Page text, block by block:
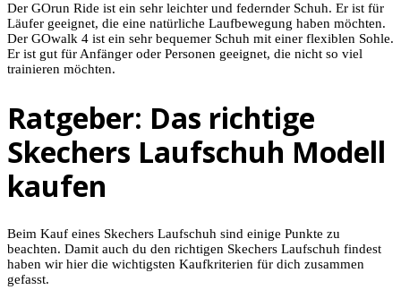
Der GOrun Ride ist ein sehr leichter und federnder Schuh. Er ist für
Läufer geeignet, die eine natürliche Laufbewegung haben möchten.
Der GOwalk 4 ist ein sehr bequemer Schuh mit einer flexiblen Sohle.
Er ist gut für Anfänger oder Personen geeignet, die nicht so viel
trainieren möchten.
Ratgeber: Das richtige
Skechers Laufschuh Modell
kaufen
Beim Kauf eines Skechers Laufschuh sind einige Punkte zu
beachten. Damit auch du den richtigen Skechers Laufschuh findest
haben wir hier die wichtigsten Kaufkriterien für dich zusammen
gefasst.